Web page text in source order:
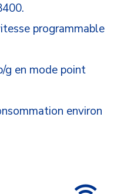
programmable
g en mode point
environ